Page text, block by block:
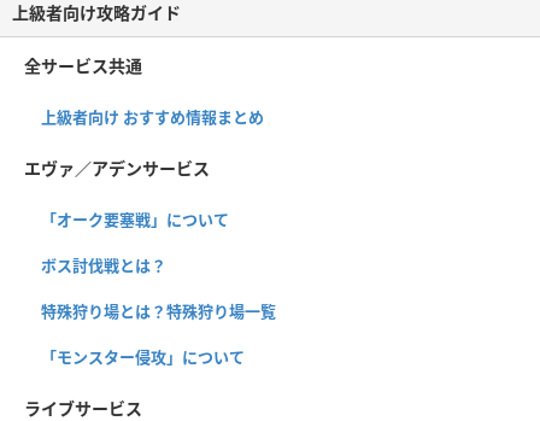
上級者向け攻略ガイド
全サービス共通
上級者向け おすすめ情報まとめ
エヴァ／アデンサービス
「オーク要塞戦」について
ボス討伐戦とは？
特殊狩り場とは？特殊狩り場一覧
「モンスター侵攻」について
ライブサービス